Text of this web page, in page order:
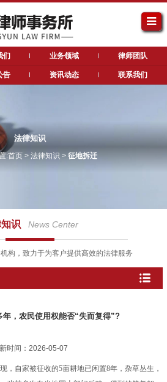
们 业务领域 律师团队
告 资讯动态 联系我们
法律知识
:首页> 法律知识 > 征地拆迁
识 News Center
构，致力于为客户提供高效的法律服务
年，农民使用权能否“失而复得”?
时间：2026-05-07
，自家被征收的5亩耕地已闲置8年，杂草丛生，